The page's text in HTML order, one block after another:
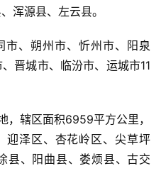
浑源县、左云县。
、朔州市、忻州市、阳泉
晋城市、临汾市、运城市11
，辖区面积6959平方公里，
迎泽区、杏花岭区、尖草坪
县、阳曲县、娄烦县、古交